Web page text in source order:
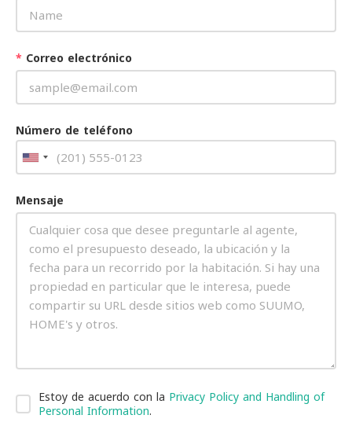
* Correo electrónico
Número de teléfono
Mensaje
Estoy de acuerdo con la Privacy Policy and Handling of
Personal Information.